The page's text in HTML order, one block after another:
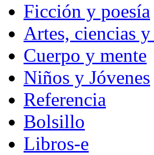
Ficción y poesía
Artes, ciencias
Cuerpo y mente
Niños y Jóvenes
Referencia
Bolsillo
Libros-e